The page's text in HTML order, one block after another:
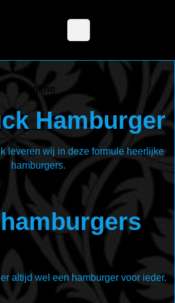
Tagline
Hamburger
leveren wij in deze formule heerlijke
hamburgers.
altijd wel een hamburger voor ieder.